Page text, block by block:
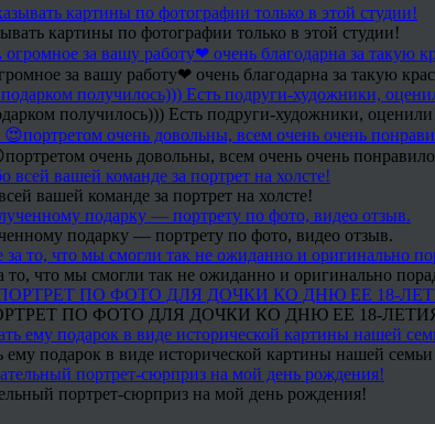
картины по фотографии только в этой студии!
за вашу работу❤ очень благодарна за такую
получилось))) Есть подруги-художники,
очень довольны, всем очень очень
вашей команде за портрет на холсте!
подарку — портрету по фото, видео отзыв.
то, что мы смогли так не ожиданно и оригинально
ПО ФОТО ДЛЯ ДОЧКИ КО ДНЮ ЕЕ 18-
подарок в виде исторической картины нашей
портрет-сюрприз на мой день рождения!